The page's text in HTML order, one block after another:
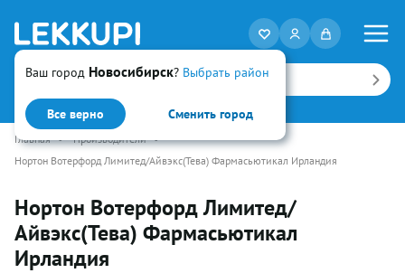
Ваш город Новосибирск? Выбрать район
Все верно Сменить город
Искать
Главная • Производители •
Нортон Вотерфорд Лимитед/Айвэкс(Тева) Фармасьютикал Ирландия
Нортон Вотерфорд Лимитед/
Айвэкс(Тева) Фармасьютикал
Ирландия